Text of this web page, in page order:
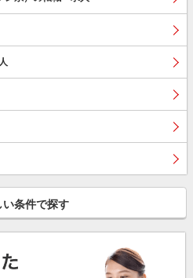
い条件で探す